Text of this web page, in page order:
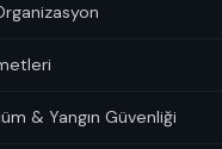
& Yangın Güvenliği